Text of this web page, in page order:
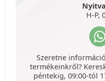
H-P,
Szeretne
termékeinkről?
péntekig, 09:00-tól